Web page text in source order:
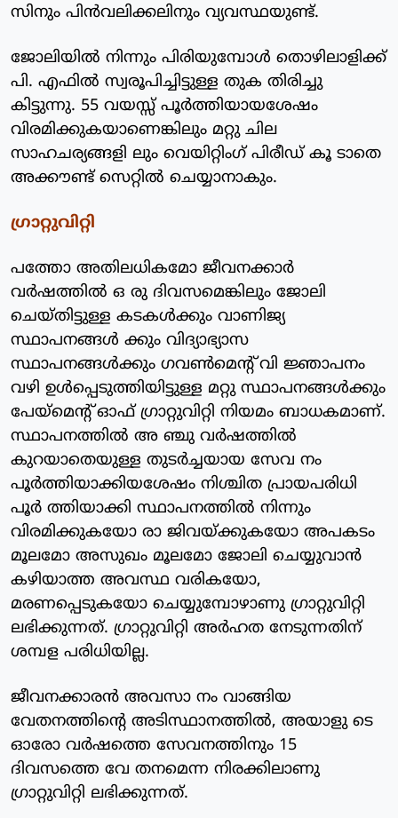
സിനും പിന്‍വലിക്കലിനും വ്യവസ്ഥയുണ്ട്.
ജോലിയില്‍ നിന്നും പിരിയുമ്പോള്‍ തൊഴിലാളിക്ക്
പി. എഫില്‍ സ്വരൂപിച്ചിട്ടുള്ള തുക തിരിച്ചു
കിട്ടുന്നു. 55 വയസ്സ് പൂര്‍ത്തിയായശേഷം
വിരമിക്കുകയാണെങ്കിലും മറ്റു ചില
സാഹചര്യങ്ങളി ലും വെയിറ്റിംഗ് പിരീഡ് കൂ ടാതെ
അക്കൗണ്ട് സെറ്റില്‍ ചെയ്യാനാകും.
ഗ്രാറ്റുവിറ്റി
പത്തോ അതിലധികമോ ജീവനക്കാര്‍
വര്‍ഷത്തില്‍ ഒ രു ദിവസമെങ്കിലും ജോലി
ചെയ്തിട്ടുള്ള കടകള്‍ക്കും വാണിജ്യ
സ്ഥാപനങ്ങള്‍ ക്കും വിദ്യാഭ്യാസ
സ്ഥാപനങ്ങള്‍ക്കും ഗവണ്‍മെന്റ് വി ജ്ഞാപനം
വഴി ഉള്‍പ്പെടുത്തിയിട്ടുള്ള മറ്റു സ്ഥാപനങ്ങള്‍ക്കും
പേയ്‌മെന്റ് ഓഫ് ഗ്രാറ്റുവിറ്റി നിയമം ബാധകമാണ്.
സ്ഥാപനത്തില്‍ അ ഞ്ചു വര്‍ഷത്തില്‍
കുറയാതെയുള്ള തുടര്‍ച്ചയായ സേവ നം
പൂര്‍ത്തിയാക്കിയശേഷം നിശ്ചിത പ്രായപരിധി
പൂര്‍ ത്തിയാക്കി സ്ഥാപനത്തില്‍ നിന്നും
വിരമിക്കുകയോ രാ ജിവയ്ക്കുകയോ അപകടം
മൂലമോ അസുഖം മൂലമോ ജോലി ചെയ്യുവാന്‍
കഴിയാത്ത അവസ്ഥ വരികയോ,
മരണപ്പെടുകയോ ചെയ്യുമ്പോഴാണു ഗ്രാറ്റുവിറ്റി
ലഭിക്കുന്നത്. ഗ്രാറ്റുവിറ്റി അര്‍ഹത നേടുന്നതിന്
ശമ്പള പരിധിയില്ല.
ജീവനക്കാരന്‍ അവസാ നം വാങ്ങിയ
വേതനത്തിന്റെ അടിസ്ഥാനത്തില്‍, അയാളു ടെ
ഓരോ വര്‍ഷത്തെ സേവനത്തിനും 15
ദിവസത്തെ വേ തനമെന്ന നിരക്കിലാണു
ഗ്രാറ്റുവിറ്റി ലഭിക്കുന്നത്.